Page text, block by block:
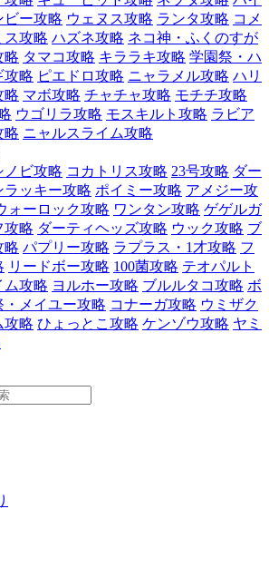
ビー攻略 ウェヌス攻略 ランタ攻略 コメ
ス攻略 ハズネ攻略 ネコ神・ふくのすが
略 タマコ攻略 キララキ攻略 学園祭・ハ
攻略 ピエドロ攻略 ニャラメル攻略 ハリ
略 マボ攻略 チャチャ攻略 モチチ攻略
ウゴリラ攻略 モスキルト攻略 ラビア
略 ニャルスライム攻略
ノビ攻略 コカトリス攻略 23号攻略 ダー
ラッキー攻略 ポイミー攻略 アメジー攻
ォーロック攻略 ワンタン攻略 ゲゲルガ
攻略 ダーティヘッズ攻略 ウック攻略 ブ
略 パプリー攻略 ラプラス・1才攻略 フ
リードボー攻略 100菌攻略 テオパルト
ム攻略 ヨルホー攻略 ブルルタコ攻略 ボ
・メイユー攻略 コナーガ攻略 ウミザク
攻略 ひょっとこ攻略 ケンゾウ攻略 ヤミ